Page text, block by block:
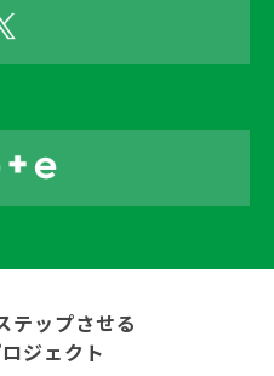
テップさせる
ジェクト